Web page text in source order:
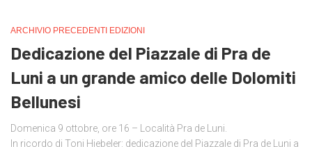
ARCHIVIO PRECEDENTI EDIZIONI
Dedicazione del Piazzale di Pra de
Luni a un grande amico delle Dolomiti
Bellunesi
Domenica 9 ottobre, ore 16 – Località Pra de Luni.
In ricordo di Toni Hiebeler: dedicazione del Piazzale di Pra de Luni a